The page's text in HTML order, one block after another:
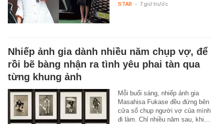
STAR - 7 giờ trước
Nhiếp ảnh gia dành nhiều năm chụp vợ, để
rồi bẽ bàng nhận ra tình yêu phai tàn qua
từng khung ảnh
Mỗi buổi sáng, nhiếp ảnh gia
Masahisa Fukase đều đứng bên
cửa sổ chụp người vợ của mình
đi làm. Chỉ nhiều năm sau, khi…